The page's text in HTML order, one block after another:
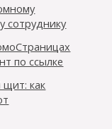
сотруднику
по ссылке
щит: как